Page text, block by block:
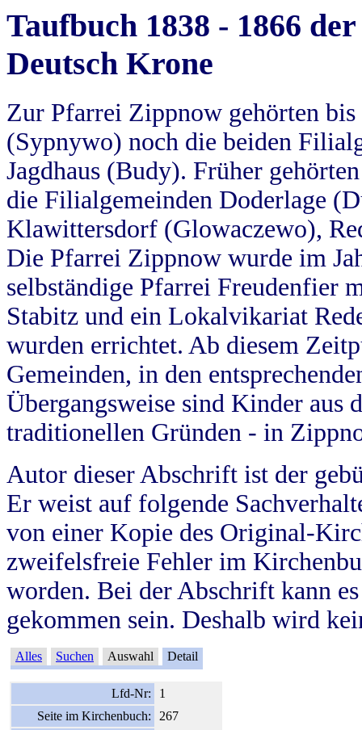
Taufbuch 1838 - 1866
Deutsch Krone
Zur Pfarrei Zippnow gehörten
(Sypnywo) noch die beiden
Jagdhaus (Budy). Früher
die Filialgemeinden Doderlage
Klawittersdorf (Glowaczewo),
Die Pfarrei Zippnow wurde im
selbständige Pfarrei Freudenfier
Stabitz und ein Lokalvikariat
wurden errichtet. Ab diesem
Gemeinden, in den
Übergangsweise sind Kinder aus
traditionellen Gründen - in
Autor dieser Abschrift ist der
Er weist auf folgende
von einer Kopie des Original-
zweifelsfreie Fehler im
worden. Bei der Abschrift kann
gekommen sein. Deshalb wird
Alles Suchen Auswahl Detail
Lfd-Nr:
1
Seite im Kirchenbuch:
267